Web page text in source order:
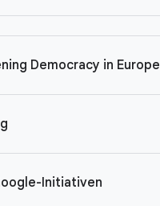
Democracy in Europe
Initiativen